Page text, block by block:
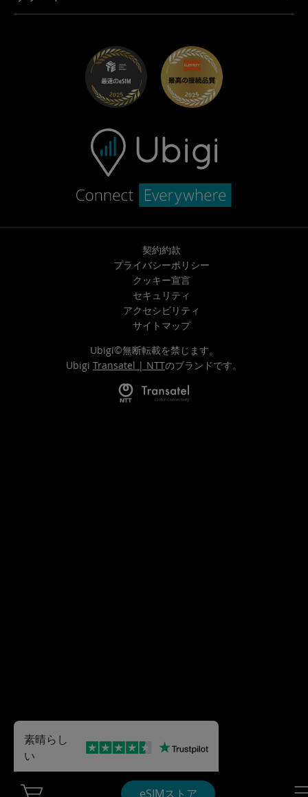
eSIMストア
Maserati向けUbigi
トラブルシューティング
ヘルプセンター
お問い合わせ先
契約約款
プライバシーポリシー
クッキー宣言
セキュリティ
アクセシビリティ
サイトマップ
Ubigi©無断転載を禁じます。
Ubigi Transatel | NTTのブランドです。
素晴らし
い